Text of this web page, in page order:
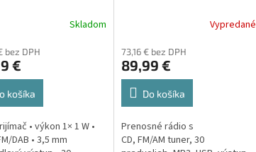
Skladom
bez DPH
€
košíka
• výkon 1× 1 W •
DAB • 3,5 mm
Vypredané
73,16 € bez DPH
89,99 €
Do košíka
Prenosné rádio s
CD, FM/AM tuner, 30